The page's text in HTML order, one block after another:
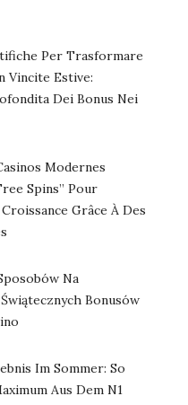
Per Trasformare
Vincite Estive:
Dei Bonus Nei
Modernes
Spins” Pour
Grâce À Des
Na
Bonusów
Im Sommer: So
Aus Dem N1